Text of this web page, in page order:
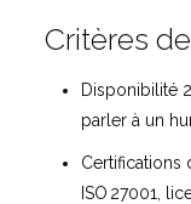
Critères
Disponibilité
parler à un
Certifications
ISO 27001,